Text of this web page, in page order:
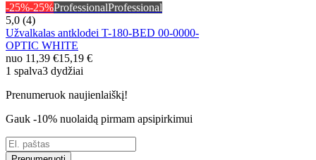
-25%-25%ProfessionalProfessional
5,0 (4)
Užvalkalas antklodei T-180-BED 00-0000-
OPTIC WHITE
nuo 11,39 €15,19 €
1 spalva3 dydžiai
Prenumeruok naujienlaiškį!
Gauk -10% nuolaidą pirmam apsipirkimui